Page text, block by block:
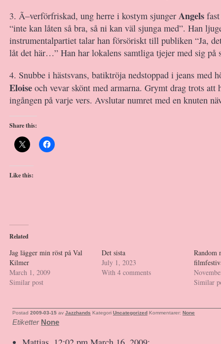
3. Ã–verförfriskad, ung herre i kostym sjunger Angels
“inte kan låten så bra, så ni kan väl sjunga med”. Han
instrumentalpartiet talar han försöriskt till publiken “Ja,
låt det här…” Han har lokalens samtliga tjejer med sig på
4. Snubbe i hästsvans, batiktröja nedstoppad i jeans med
Eloise och vevar skönt med armarna. Grymt drag trots att
ingången på varje vers. Avslutar numret med en knuten
Share this:
Like this:
Related
Jag lägger min röst på Val
Kilmer
March 1, 2009
Similar post
Det sista
July 1, 2023
With 4 comments
Random
Similar
Postad 2009-03-15 av Jazzhands Kategori Uncategorized Kommentarer: None
Etiketter None